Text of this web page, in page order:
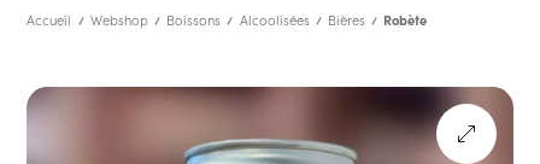
Accueil Webshop Boissons Alcoolisées Bières Robète